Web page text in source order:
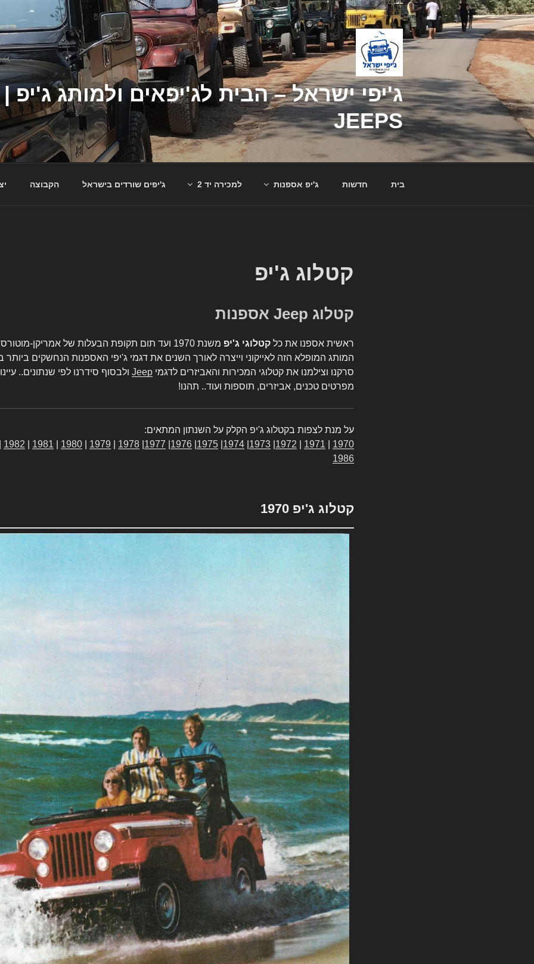
דילוג
לתוכן
JEEPS
בית חדשות ג'יפ אספנות למכירה יד 2 ג'יפים שורדים בישראל הקבוצה
קטלוג ג'יפ
קטלוג Jeep אספנות
ראשית אספנו את כל קטלוגי ג'יפ
משנת 1970 ועד תום תקופת הבעלות של אמריקן-
המותג המופלא הזה לאייקוני וייצרה לאורך השנים את דגמי ג'יפי האספנות הנחשקים
סרקנו וצילמנו את קטלוגי המכירות והאביזרים לדגמי Jeep ולבסוף סידרנו לפי שנתונים..
מפרטים טכנים, אביזרים, תוספות ועוד.. תהנו!
על מנת לצפות בקטלוג ג'יפ הקלק על השנתון המתאים:
1970
1971
1972
1973
1974
1975
1976
1977
1978
1979
1980
1981
1982
1986
קטלוג ג'יפ 1970